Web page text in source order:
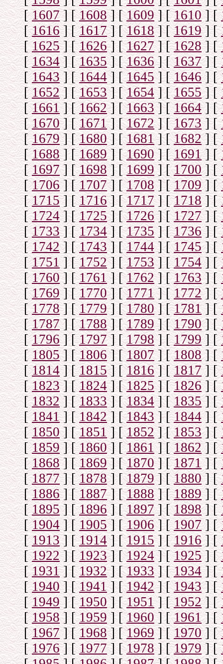
[1607] [1608] [1609] [1610] [
[1616] [1617] [1618] [1619] [
[ 1625] [1626] [1627] [1628] [
[1634] [1635] [1636] [1637] [
[1643] [1644] [1645 ] [1646] [
[1652] [1653] [1654] [1655] [
[1661] [1662] [1663] [1664] [
[1670] [1671] [1672] [1673] [
[1679] [1680] [1681] [1682] [
[1688] [1689] [1690 ] [1691] [
[1697] [1698] [1699] [1700] [
[1706] [1707] [1708] [1709] [
[1715] [1716] [1717] [1718] [
[1724] [1725] [1726] [1727] [
[1733] [1734] [1735] [1736] [
[1742] [1743] [1744] [1745] [
[1751] [1752] [1753] [1754] [
[1760] [1761] [1762] [1763] [
[1769] [1770] [1771] [1772] [
[1778] [1779] [1780] [1781] [
[1787] [1788] [1789] [1790] [
[1796] [1797] [1798 ] [1799] [
[1805] [1806] [1807] [1808] [
[1814] [1815] [1816] [1817] [
[1823] [1824] [1825] [1826] [
[1832] [1833] [1834] [1835] [
[1841] [1842] [1843 ] [1844] [
[1850] [1851] [1852] [1853] [
[1859] [1860] [1861] [1862] [
[1868] [1869] [1870] [1871] [
[1877] [1878] [1879] [1880] [
[1886] [1887] [1888] [1889] [
[1895] [1896] [1897] [1898] [
[1904] [1905] [1906 ] [1907] [
[1913] [1914] [1915] [1916] [
[1922] [1923] [1924] [1925] [
[1931] [1932] [1933] [1934] [
[1940] [1941] [1942] [1943] [
[1949] [1950] [1951 ] [1952] [
[1958] [1959] [1960] [1961] [
[1967] [1968] [1969] [1970] [
[1976] [1977] [1978] [1979] [